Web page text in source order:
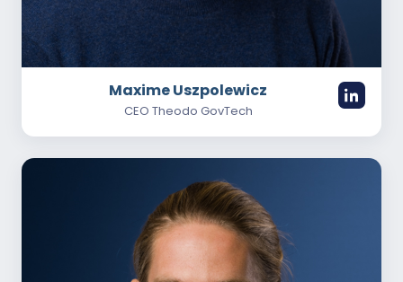
Maxime Uszpolewicz
CEO Theodo GovTech